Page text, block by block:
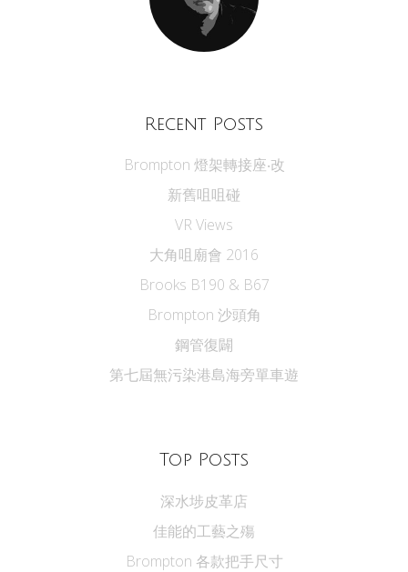
Recent Posts
Brompton 燈架轉接座‧改
新舊咀咀碰
VR Views
大角咀廟會 2016
Brooks B190 & B67
Brompton 沙頭角
鋼管復闢
第七屆無污染港島海旁單車遊
Top Posts
深水埗皮革店
佳能的工藝之殤
Brompton 各款把手尺寸